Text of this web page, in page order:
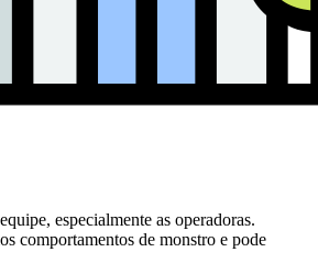
especialmente as operadoras.
comportamentos de monstro e pode